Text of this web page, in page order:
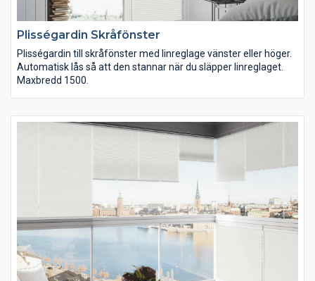
Plisségardin Skråfönster
Plisségardin till skråfönster med linreglage vänster eller höger.
Automatisk lås så att den stannar när du släpper linreglaget.
Maxbredd 1500.